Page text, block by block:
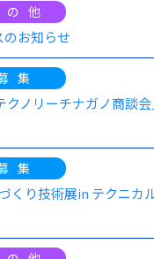
の他
お知らせ
集
クノリーチナガノ商談
集
くり技術展in テクニカ